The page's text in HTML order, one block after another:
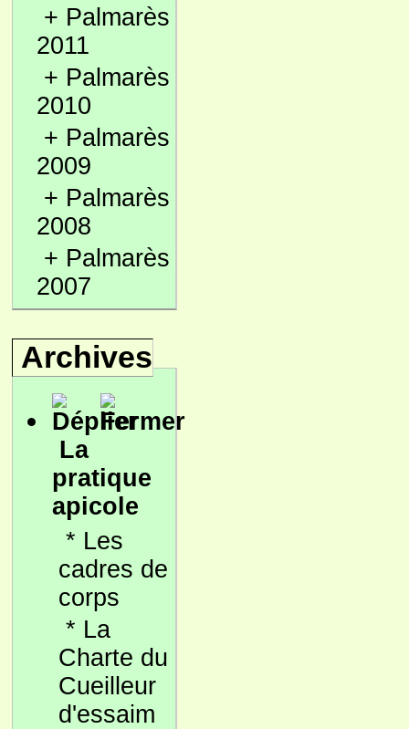
+ Palmarès
2011
+ Palmarès
2010
+ Palmarès
2009
+ Palmarès
2008
+ Palmarès
2007
Archives
La
pratique
apicole
* Les
cadres de
corps
* La
Charte du
Cueilleur
d'essaim